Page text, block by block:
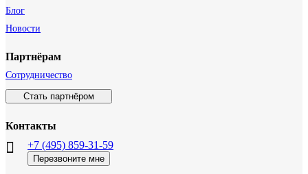
Блог
Новости
Партнёрам
Сотрудничество
Стать партнёром
Контакты
+7 (495) 859-31-59
Перезвоните мне